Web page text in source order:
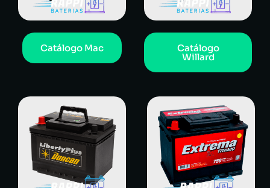
Catálogo Mac Catálogo
Willard